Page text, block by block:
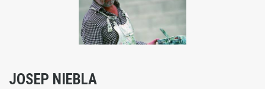
JOSEP NIEBLA